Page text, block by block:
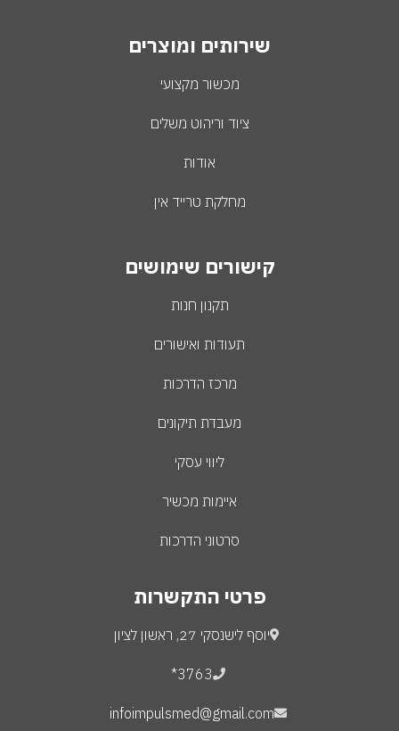
שירותים ומוצרים
מכשור מקצועי
ציוד וריהוט משלים
אודות
מחלקת טרייד אין
קישורים שימושים
תקנון חנות
תעודות ואישורים
מרכז הדרכות
מעבדת תיקונים
ליווי עסקי
איימות מכשיר
סרטוני הדרכות
פרטי התקשרות
יוסף לישנסקי 27, ראשון לציון
3763*
infoimpulsmed@gmail.com